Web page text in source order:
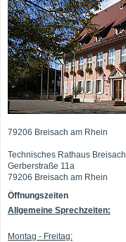
79206 Breisach am Rhein
Technisches Rathaus Breisach
Gerberstraße 11a
79206 Breisach am Rhein
Öffnungszeiten
Allgemeine Sprechzeiten:
Montag - Freitag: